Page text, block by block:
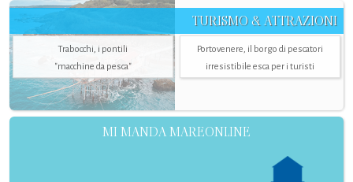
TURISMO & ATTRAZIONI
Trabocchi, i pontili
"macchine da pesca"
Portovenere, il borgo di pescatori
irresistibile esca per i turisti
MI MANDA MAREONLINE